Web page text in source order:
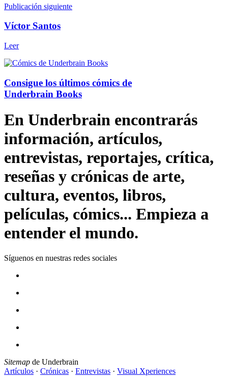
Publicación siguiente
Víctor Santos
Leer
Consigue los últimos cómics de
Underbrain Books
En Underbrain encontrarás
información, artículos,
entrevistas, reportajes, crítica,
reseñas y crónicas de arte,
cultura, eventos, libros,
películas, cómics... Empieza a
entender el mundo.
Síguenos en nuestras redes sociales
Sitemap de Underbrain
Artículos · Crónicas · Entrevistas · Visual Xperiences